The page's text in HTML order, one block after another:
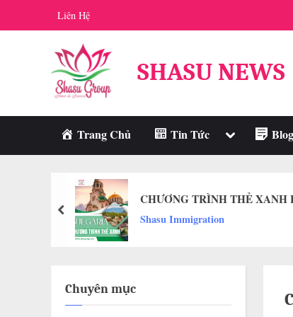
to
Liên Hệ
SHASU NEWS
Trang Chủ Tin Tức Toggle
menu
Blog
CHƯƠNG TRÌNH THẺ XANH
Shasu Immigration
prev
Chuyên mục